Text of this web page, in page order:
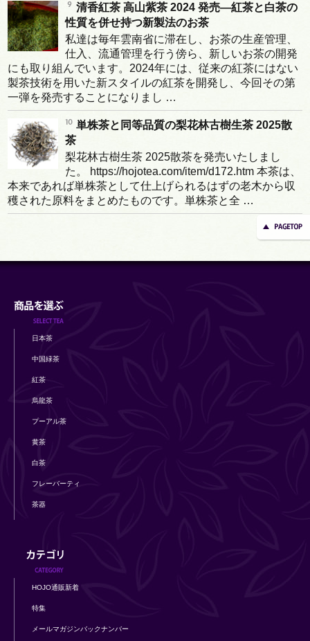
清香紅茶 高山紫茶 2024 発売―紅茶と白茶の
性質を併せ持つ新製法のお茶
私達は毎年雲南省に滞在し、お茶の生産管理、
仕入、流通管理を行う傍ら、新しいお茶の開発
にも取り組んでいます。2024年には、従来の紅茶にはない
製茶技術を用いた新スタイルの紅茶を開発し、今回その第
一弾を発売することになりまし …
単株茶と同等品質の梨花林古樹生茶 2025散
茶
梨花林古樹生茶 2025散茶を発売いたしまし
た。 https://hojotea.com/item/d172.htm 本茶は、
本来であれば単株茶として仕上げられるはずの老木から収
穫された原料をまとめたものです。単株茶と全 …
日本茶
中国緑茶
紅茶
烏龍茶
プーアル茶
黄茶
白茶
フレーバーティ
茶器
HOJO通販新着
特集
メールマガジンバックナンバー